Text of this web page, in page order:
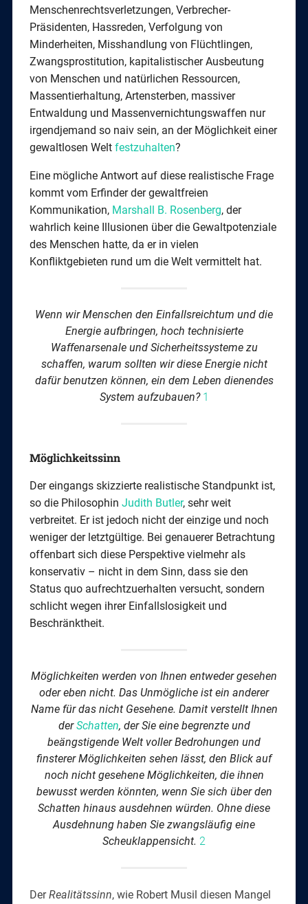
Menschenrechtsverletzungen, Verbrecher-
Präsidenten, Hassreden, Verfolgung von
Minderheiten, Misshandlung von Flüchtlingen,
Zwangsprostitution, kapitalistischer Ausbeutung
von Menschen und natürlichen Ressourcen,
Massentierhaltung, Artensterben, massiver
Entwaldung und Massenvernichtungswaffen nur
irgendjemand so naiv sein, an der Möglichkeit einer
gewaltlosen Welt festzuhalten?
Eine mögliche Antwort auf diese realistische Frage
kommt vom Erfinder der gewaltfreien
Kommunikation, Marshall B. Rosenberg, der
wahrlich keine Illusionen über die Gewaltpotenziale
des Menschen hatte, da er in vielen
Konfliktgebieten rund um die Welt vermittelt hat.
Wenn wir Menschen den Einfallsreichtum und die
Energie aufbringen, hoch technisierte
Waffenarsenale und Sicherheitssysteme zu
schaffen, warum sollten wir diese Energie nicht
dafür benutzen können, ein dem Leben dienendes
System aufzubauen? 1
Möglichkeitssinn
Der eingangs skizzierte realistische Standpunkt ist,
so die Philosophin Judith Butler, sehr weit
verbreitet. Er ist jedoch nicht der einzige und noch
weniger der letztgültige. Bei genauerer Betrachtung
offenbart sich diese Perspektive vielmehr als
konservativ – nicht in dem Sinn, dass sie den
Status quo aufrechtzuerhalten versucht, sondern
schlicht wegen ihrer Einfallslosigkeit und
Beschränktheit.
Möglichkeiten werden von Ihnen entweder gesehen
oder eben nicht. Das Unmögliche ist ein anderer
Name für das nicht Gesehene. Damit verstellt Ihnen
derSchatten, der Sie eine begrenzte und
beängstigende Welt voller Bedrohungen und
finsterer Möglichkeiten sehen lässt, den Blick auf
noch nicht gesehene Möglichkeiten, die ihnen
bewusst werden könnten, wenn Sie sich über den
Schatten hinaus ausdehnen würden. Ohne diese
Ausdehnung haben Sie zwangsläufig eine
Scheuklappensicht. 2
DerRealitätssinn, wie Robert Musil diesen Mangel